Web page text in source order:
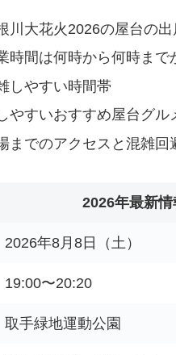
川大花火2026の屋台の
時間は何時から何時まで
しやすい時間帯
やすいおすすめ屋台グル
までのアクセスと混雑回
2026年最新情
2026年8月8日（土）
19:00〜20:20
取手緑地運動公園